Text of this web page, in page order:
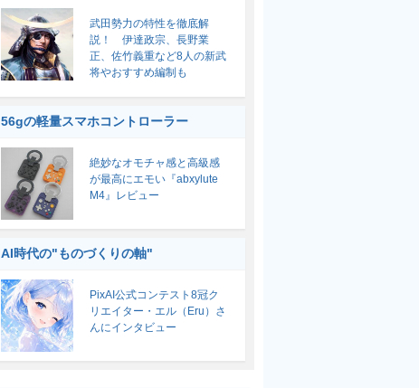
武田勢力の特性を徹底解
説！ 伊達政宗、長野業
正、佐竹義重など8人の新武
将やおすすめ編制も
56gの軽量スマホコントローラー
絶妙なオモチャ感と高級感
が最高にエモい『abxylute
M4』レビュー
AI時代の"ものづくりの軸"
PixAI公式コンテスト8冠ク
リエイター・エル（Eru）さ
んにインタビュー